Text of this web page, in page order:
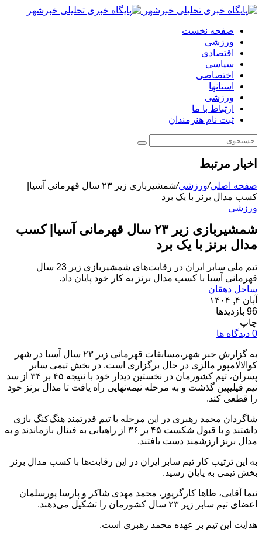
صفحه نخست
ورزشی
اقتصادی
سیاسی
اختصاصی
استانها
ورزشی
ارتباط با ما
ثبت نام هنرمندان
اخبار مرتبط
صفحه اصلی/ورزشی/
شمشیربازی زیر ۲۳ سال قهرمانی آسیا|
کسب مدال برنز با یک برد
ورزشی
شمشیربازی زیر ۲۳ سال قهرمانی آسیا| کسب
مدال برنز با یک برد
تیم ملی سابر ایران در رقابت‌های شمشیربازی زیر 23 سال
قهرمانی آسیا با کسب مدال برنز به کار خود پایان داد.
ساحل دهقان
آبان ۴, ۱۴۰۴
96 بازدیدها
چاپ
0 دیدگاه ها
به گزارش خبر شهر،مسابقات قهرمانی زیر ۲۳ سال آسیا در شهر
کوالالامپور مالزی در حال برگزاری است. در بخش تیمی سابر
پسران، تیم کشورمان در نخستین دیدار خود با نتیجه ۴۵ بر ۳۴ از سد
تیم فیلیپین گذشت و به مرحله نیمه‌نهایی راه یافت تا مدال برنز خود
را قطعی کند.
شاگردان محمد رهبری در این مرحله با تیم قدرتمند هنگ‌کنگ بازی
داشتند و با قبول شکست ۴۵ بر ۳۶ از راهیابی به فینال بازماندند و به
مدال برنز ارزشمند دست یافتند.
به این ترتیب کار تیم سابر ایران در این رقابت‌ها با کسب مدال برنز
بخش تیمی به پایان رسید.
نیما آقایی، طاها کارگرپور، محمد مهدی شاکر و پارسا پورسلمان
اعضای تیم سابر زیر ۲۳ سال کشورمان را تشکیل می‌دهند.
هدایت این تیم بر عهده محمد رهبری است.